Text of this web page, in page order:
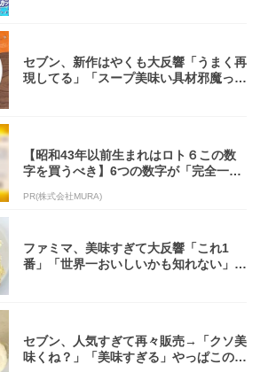
セブン、新作はやくも大反響「うまく再
現してる」「スープ美味い具材邪魔って
【昭和43年以前生まれはロト６この数
字を買うべき】6つの数字が「完全一
PR(株式会社MURA)
ファミマ、美味すぎて大反響「これ1
番」「世界一おいしいかも知れない」
セブン、人気すぎて再々販売→「クソ美
味くね？」「美味すぎる」やっぱこのク